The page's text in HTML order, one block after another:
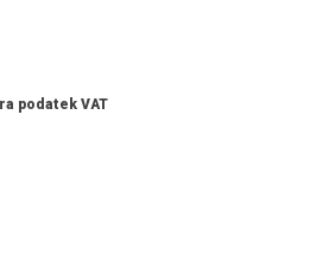
podatek VAT